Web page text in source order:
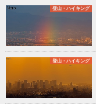
登山・ハイキング
登山・ハイキング